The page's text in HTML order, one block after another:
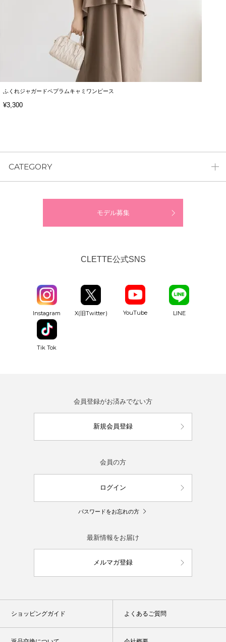
ふくれジャガードペプラムキャミワンピース
¥3,300
CATEGORY
モデル募集
CLETTE公式SNS
Instagram X(旧Twitter) YouTube LINE
Tik Tok
会員登録がお済みでない方
新規会員登録
会員の方
ログイン
パスワードをお忘れの方
最新情報をお届け
メルマガ登録
ショッピングガイド よくあるご質問